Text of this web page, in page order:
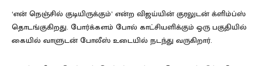
‘என் நெஞ்சில் குடியிருக்கும்’ என்ற விஜய்யின் குரலுடன் க்ளிம்ப்ஸ்
தொடங்குகிறது. போர்க்களம் போல் காட்சியளிக்கும் ஒரு பகுதியில்
கையில் வாளுடன் போலீஸ் உடையில் நடந்து வருகிறார்.